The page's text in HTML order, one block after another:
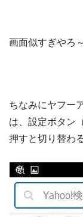
画面似すぎやろ
ちなみにヤフー
は、設定ボタン
押すと切り替わ